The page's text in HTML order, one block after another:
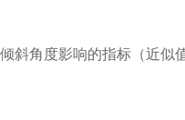
斜角度影响的指标（近似